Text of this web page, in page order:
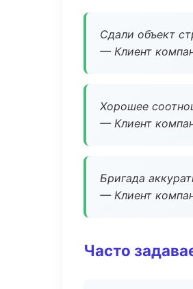
Сдали объект
— Клиент
Хорошее
— Клиент
Бригада
— Клиент
Часто